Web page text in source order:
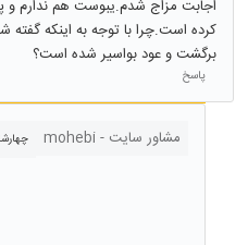
کرده است.چرا با توجه به اینکه
برگشت و عود بواسیر شده است؟
پاسخ
مشاور سایت - mohebi چهارشنبه, 26